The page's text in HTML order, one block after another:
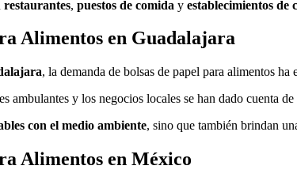
restaurantes, puestos de comida y establecimientos de
Alimentos en Guadalajara
, la demanda de bolsas de papel para alimentos ha
ambulantes y los negocios locales se han dado cuenta
con el medio ambiente, sino que también brindan
Alimentos en México